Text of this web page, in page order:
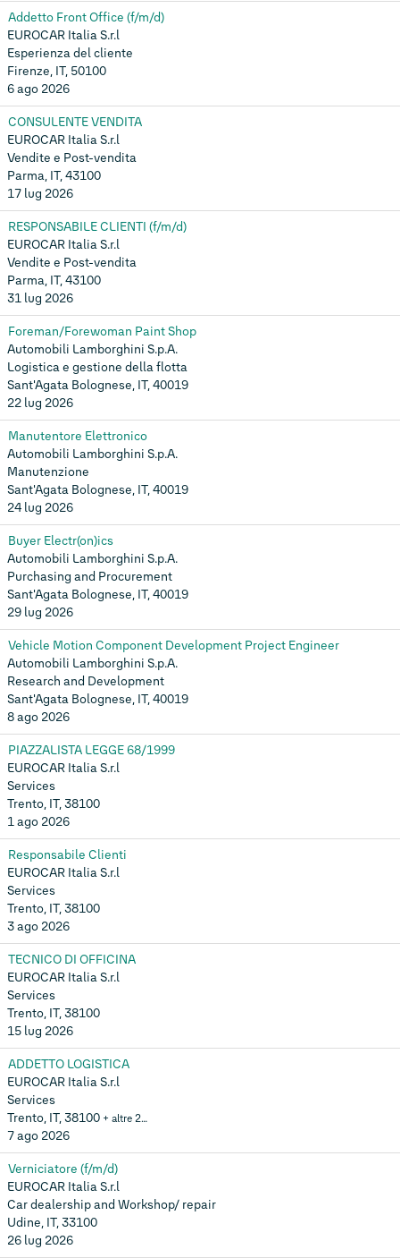
Addetto Front Office (f/m/d)
EUROCAR Italia S.r.l
Esperienza del cliente
Firenze, IT, 50100
6 ago 2026
CONSULENTE VENDITA
EUROCAR Italia S.r.l
Vendite e Post-vendita
Parma, IT, 43100
17 lug 2026
RESPONSABILE CLIENTI (f/m/d)
EUROCAR Italia S.r.l
Vendite e Post-vendita
Parma, IT, 43100
31 lug 2026
Foreman/Forewoman Paint Shop
Automobili Lamborghini S.p.A.
Logistica e gestione della flotta
Sant'Agata Bolognese, IT, 40019
22 lug 2026
Manutentore Elettronico
Automobili Lamborghini S.p.A.
Manutenzione
Sant'Agata Bolognese, IT, 40019
24 lug 2026
Buyer Electr(on)ics
Automobili Lamborghini S.p.A.
Purchasing and Procurement
Sant'Agata Bolognese, IT, 40019
29 lug 2026
Vehicle Motion Component Development Project Engineer
Automobili Lamborghini S.p.A.
Research and Development
Sant'Agata Bolognese, IT, 40019
8 ago 2026
PIAZZALISTA LEGGE 68/1999
EUROCAR Italia S.r.l
Services
Trento, IT, 38100
1 ago 2026
Responsabile Clienti
EUROCAR Italia S.r.l
Services
Trento, IT, 38100
3 ago 2026
TECNICO DI OFFICINA
EUROCAR Italia S.r.l
Services
Trento, IT, 38100
15 lug 2026
ADDETTO LOGISTICA
EUROCAR Italia S.r.l
Services
Trento, IT, 38100 + altre 2…
7 ago 2026
Verniciatore (f/m/d)
EUROCAR Italia S.r.l
Car dealership and Workshop/ repair
Udine, IT, 33100
26 lug 2026